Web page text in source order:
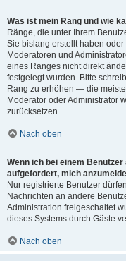
Was ist mein Rang und wie
Ränge, die unter Ihrem
Sie bislang erstellt haben
Moderatoren und
eines Ranges nicht direkt
festgelegt wurden. Bitte
Rang zu erhöhen — die
Moderator oder Administrator
zurücksetzen.
Nach oben
Wenn ich bei einem
aufgefordert, mich
Nur registrierte Benutzer
Nachrichten an andere
Administration freigeschaltet
dieses Systems durch Gäste
Nach oben